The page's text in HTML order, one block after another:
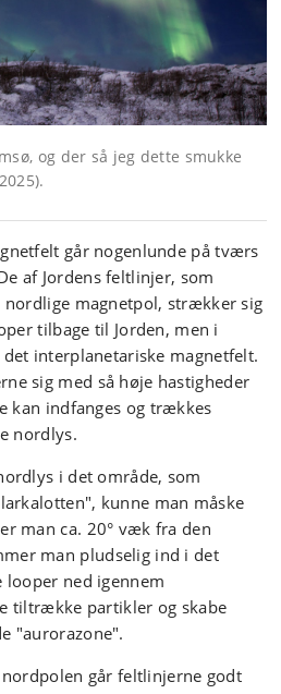
og der så jeg dette smukke
går nogenlunde på tværs
af Jordens feltlinjer, som
magnetpol, strækker sig
tilbage til Jorden, men i
interplanetariske magnetfelt.
sig med så høje hastigheder
kan indfanges og trækkes
nordlys.
i det område, som
kunne man måske
man ca. 20° væk fra den
man pludselig ind i det
ned igennem
tiltrække partikler og skabe
"aurorazone".
går feltlinjerne godt